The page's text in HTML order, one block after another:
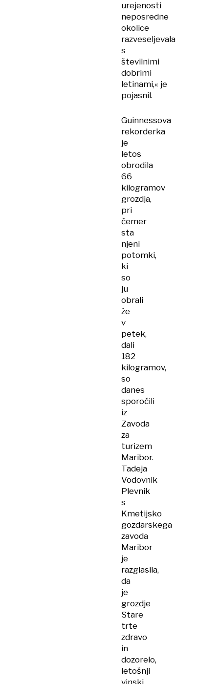
urejenosti
neposredne
okolice
razveseljevala
s
številnimi
dobrimi
letinami,« je
pojasnil.
Guinnessova
rekorderka
je
letos
obrodila
66
kilogramov
grozdja,
pri
čemer
sta
njeni
potomki,
ki
so
ju
obrali
že
v
petek,
dali
182
kilogramov,
so
danes
sporočili
iz
Zavoda
za
turizem
Maribor.
Tadeja
Vodovnik
Plevnik
s
Kmetijsko
gozdarskega
zavoda
Maribor
je
razglasila,
da
je
grozdje
Stare
trte
zdravo
in
dozorelo,
letošnji